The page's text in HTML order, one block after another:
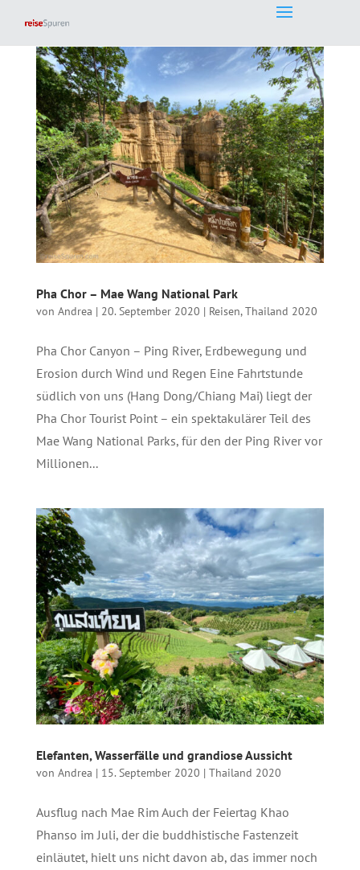
Pha Chor – Mae Wang National Park
von Andrea | 20. September 2020 | Reisen,Thailand 2020
Pha Chor Canyon – Ping River, Erdbewegung und
Erosion durch Wind und Regen Eine Fahrtstunde
südlich von uns (Hang Dong/Chiang Mai) liegt der
Pha Chor Tourist Point – ein spektakulärer Teil des
Mae Wang National Parks, für den der Ping River vor
Millionen...
Elefanten, Wasserfälle und grandiose Aussicht
von Andrea | 15. September 2020 | Thailand 2020
Ausflug nach Mae Rim Auch der Feiertag Khao
Phanso im Juli, der die buddhistische Fastenzeit
einläutet, hielt uns nicht davon ab, das immer noch